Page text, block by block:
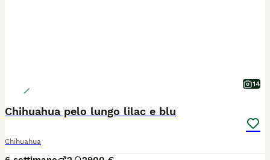
14
Chihuahua pelo lungo lilac e blu
Chihuahua